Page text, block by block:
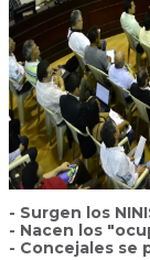
- Surgen los
- Nacen los
- Concejales se